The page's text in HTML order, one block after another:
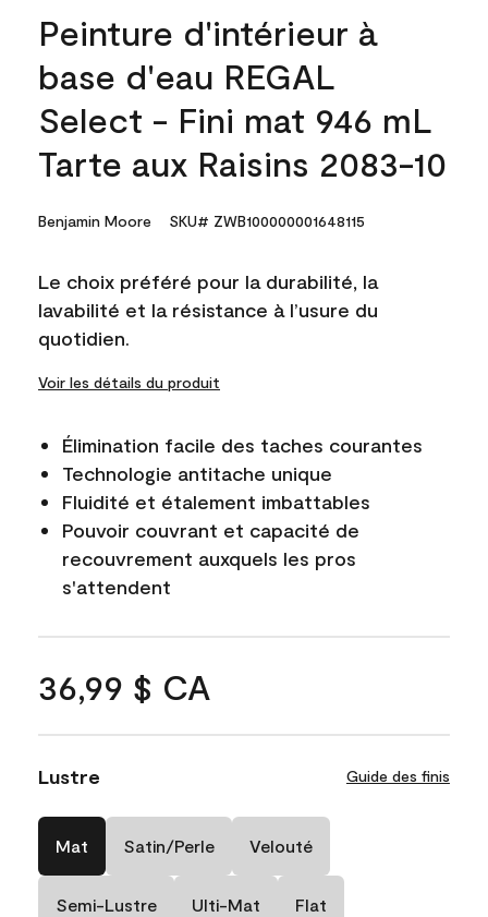
Peinture d'intérieur à
base d'eau REGAL
Select - Fini mat 946 mL
Tarte aux Raisins 2083-10
Benjamin Moore SKU# ZWB100000001648115
Le choix préféré pour la durabilité, la
lavabilité et la résistance à l’usure du
quotidien.
Voir les détails du produit
Élimination facile des taches courantes
Technologie antitache unique
Fluidité et étalement imbattables
Pouvoir couvrant et capacité de
recouvrement auxquels les pros
s'attendent
36,99 $ CA
Lustre Guide des finis
Mat Satin/Perle Velouté
Semi-Lustre Ulti-Mat Flat